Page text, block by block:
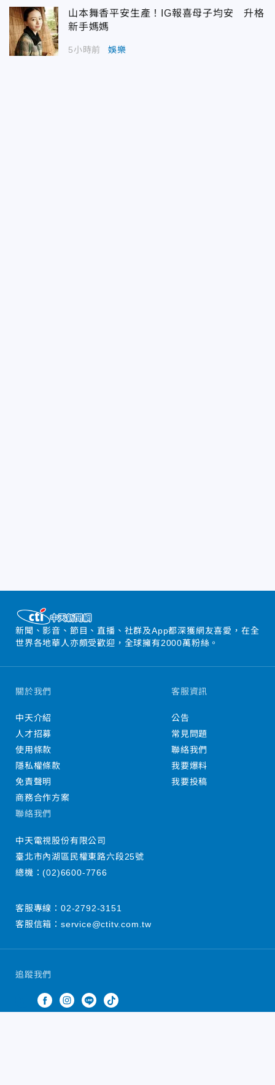
山本舞香平安生產！IG報喜母子均安 升格
新手媽媽
5小時前 娛樂
新聞、影音、節目、直播、社群及App都深獲網友喜愛，在全
世界各地華人亦頗受歡迎，全球擁有2000萬粉絲。
追蹤我們
關於我們
中天介紹
人才招募
使用條款
隱私權條款
免責聲明
商務合作方案
客服資訊
公告
常見問題
聯絡我們
我要爆料
我要投稿
聯絡我們
中天電視股份有限公司
臺北市內湖區民權東路六段25號
總機：(02)6600-7766
客服專線： 02-2792-3151
客服信箱： service@ctitv.com.tw